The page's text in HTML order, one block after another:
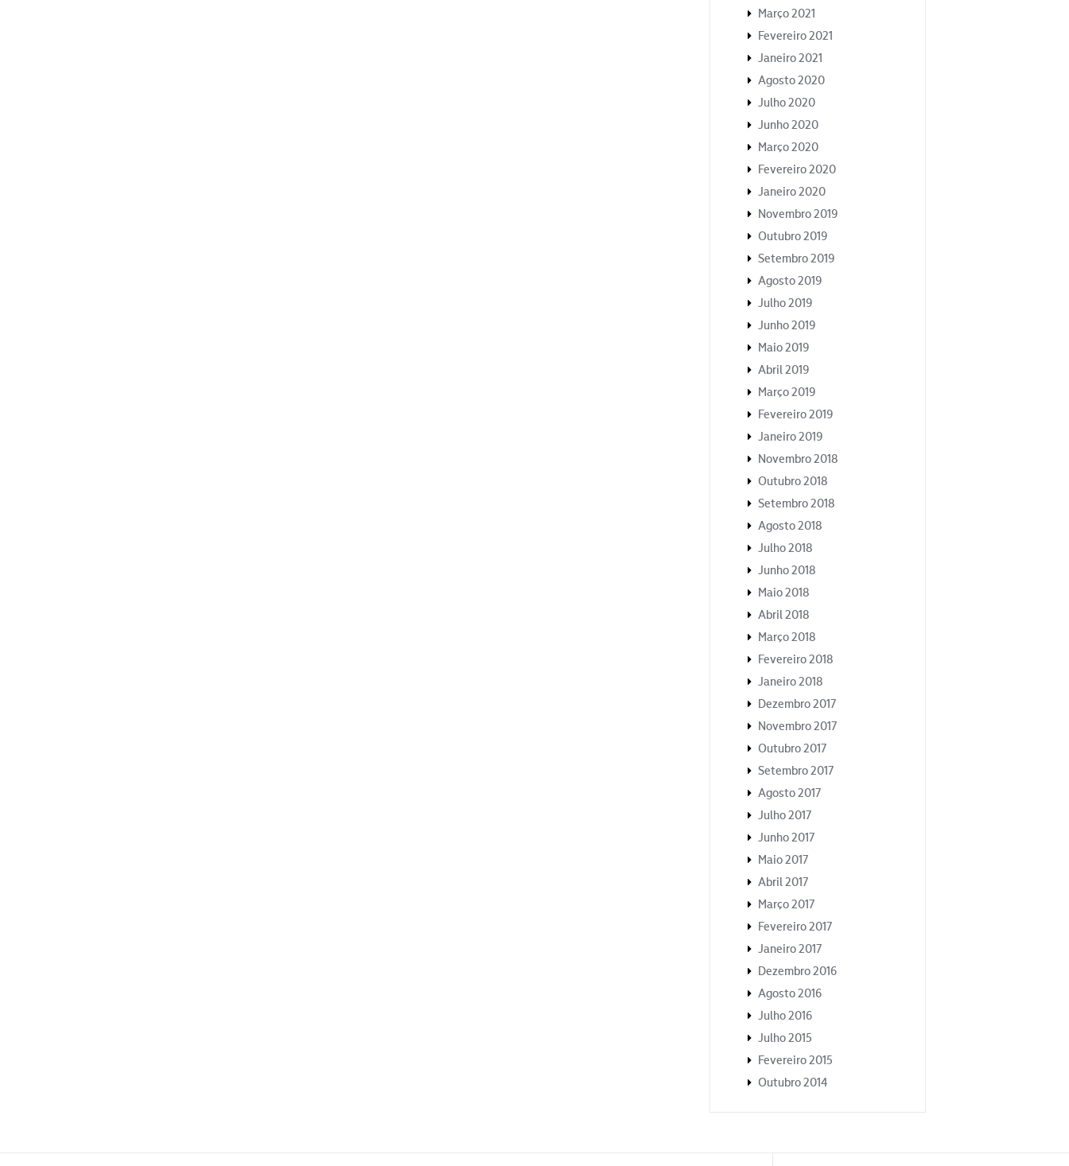
Março 2021
Fevereiro 2021
Janeiro 2021
Agosto 2020
Julho 2020
Junho 2020
Março 2020
Fevereiro 2020
Janeiro 2020
Novembro 2019
Outubro 2019
Setembro 2019
Agosto 2019
Julho 2019
Junho 2019
Maio 2019
Abril 2019
Março 2019
Fevereiro 2019
Janeiro 2019
Novembro 2018
Outubro 2018
Setembro 2018
Agosto 2018
Julho 2018
Junho 2018
Maio 2018
Abril 2018
Março 2018
Fevereiro 2018
Janeiro 2018
Dezembro 2017
Novembro 2017
Outubro 2017
Setembro 2017
Agosto 2017
Julho 2017
Junho 2017
Maio 2017
Abril 2017
Março 2017
Fevereiro 2017
Janeiro 2017
Dezembro 2016
Agosto 2016
Julho 2016
Julho 2015
Fevereiro 2015
Outubro 2014